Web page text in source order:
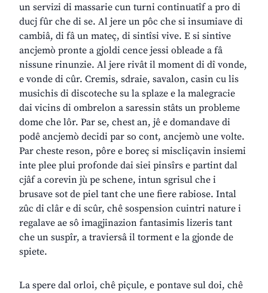
un servizi di massarie cun turni continuatîf a pro di
ducj fûr che di se. Al jere un pôc che si insumiave di
cambiâ, di fâ un mateç, di sintîsi vive. E si sintive
ancjemò pronte a gjoldi cence jessi obleade a fâ
nissune rinunzie. Al jere rivât il moment di dî vonde,
e vonde di cûr. Cremis, sdraie, savalon, casin cu lis
musichis di discoteche su la splaze e la malegracie
dai vicins di ombrelon a saressin stâts un probleme
dome che lôr. Par se, chest an, jê e domandave di
podê ancjemò decidi par so cont, ancjemò une volte.
Par cheste reson, pôre e boreç si miscliçavin insiemi
inte plee plui profonde dai siei pinsîrs e partint dal
cjâf a corevin jù pe schene, intun sgrisul che i
brusave sot de piel tant che une fiere rabiose. Intal
zûc di clâr e di scûr, chê sospension cuintri nature i
regalave ae sô imagjinazion fantasimis lizeris tant
che un suspîr, a traviersâ il torment e la gjonde de
spiete.
La spere dal orloi, chê piçule, e pontave sul doi, chê